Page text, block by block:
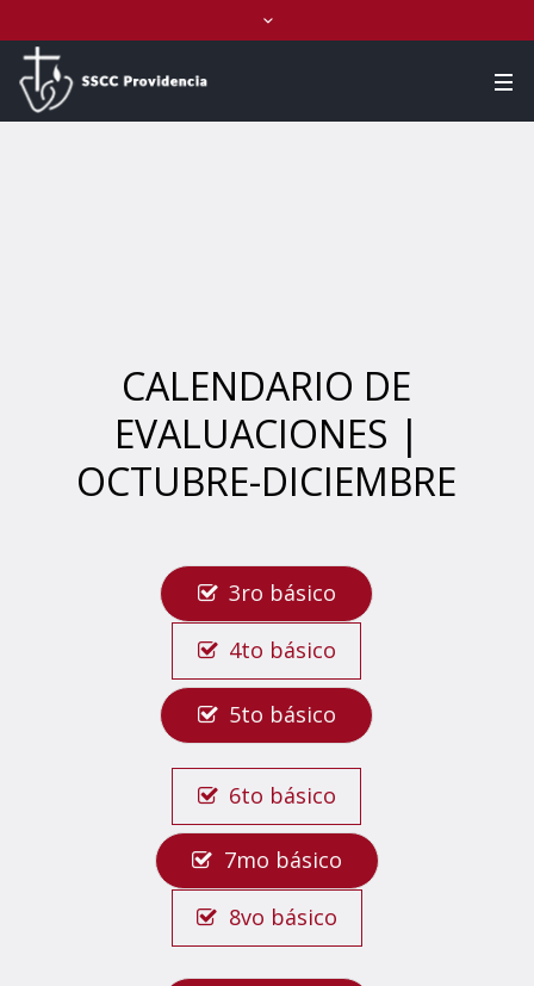
CALENDARIO DE
EVALUACIONES |
OCTUBRE-DICIEMBRE
3ro básico
4to básico
5to básico
6to básico
7mo básico
8vo básico